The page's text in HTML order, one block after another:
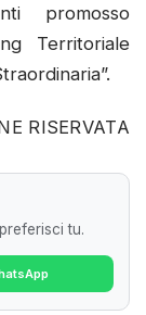
promosso
Territoriale
RISERVATA
tu.